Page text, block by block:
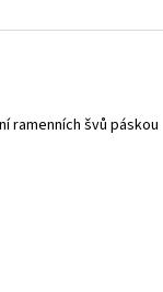
ramenních švů páskou